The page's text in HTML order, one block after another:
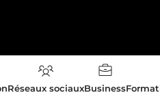
Réseaux sociauxBusiness